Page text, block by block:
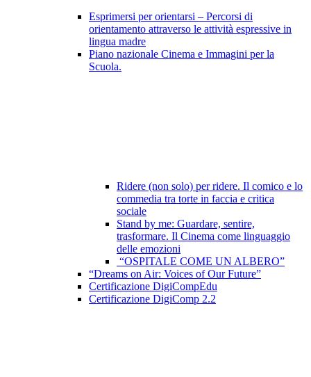
Esprimersi per orientarsi – Percorsi di
orientamento attraverso le attività espressive in
lingua madre
Piano nazionale Cinema e Immagini per la
Scuola.
Ridere (non solo) per ridere. Il comico e lo
commedia tra torte in faccia e critica
sociale
Stand by me: Guardare, sentire,
trasformare. Il Cinema come linguaggio
delle emozioni
“OSPITALE COME UN ALBERO”
“Dreams on Air: Voices of Our Future”
Certificazione DigiCompEdu
Certificazione DigiComp 2.2